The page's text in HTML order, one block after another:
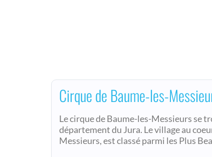
Cirque de Baume-les-
Le cirque de Baume-les-Messieurs se
département du Jura. Le village au
Messieurs, est classé parmi les Plus